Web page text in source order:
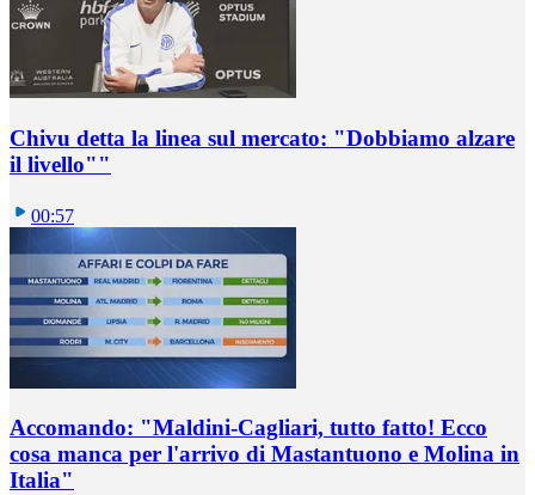
Chivu detta la linea sul mercato: "Dobbiamo alzare
il livello""
00:57
Accomando: "Maldini-Cagliari, tutto fatto! Ecco
cosa manca per l'arrivo di Mastantuono e Molina in
Italia"